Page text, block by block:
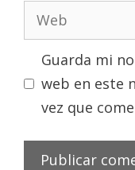
Web
Guarda mi
web en este
vez que